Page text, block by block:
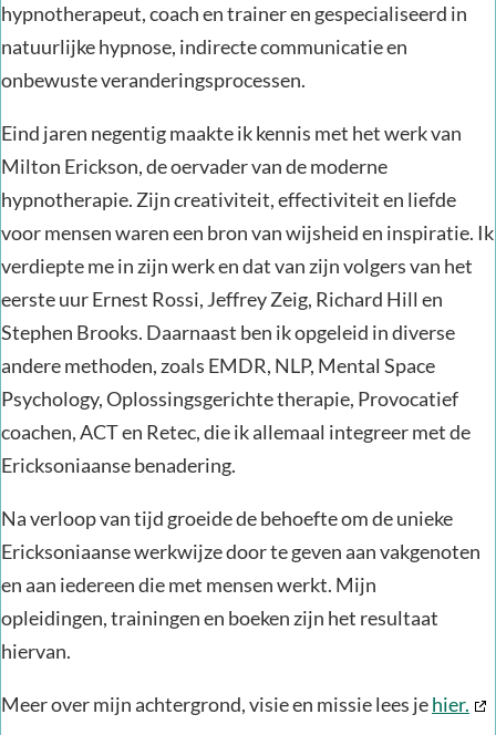
hypnotherapeut, coach en trainer en gespecialiseerd in
natuurlijke hypnose, indirecte communicatie en
onbewuste veranderingsprocessen.
Eind jaren negentig maakte ik kennis met het werk van
Milton Erickson, de oervader van de moderne
hypnotherapie. Zijn creativiteit, effectiviteit en liefde
voor mensen waren een bron van wijsheid en inspiratie. Ik
verdiepte me in zijn werk en dat van zijn volgers van het
eerste uur Ernest Rossi, Jeffrey Zeig, Richard Hill en
Stephen Brooks. Daarnaast ben ik opgeleid in diverse
andere methoden, zoals EMDR, NLP, Mental Space
Psychology, Oplossingsgerichte therapie, Provocatief
coachen, ACT en Retec, die ik allemaal integreer met de
Ericksoniaanse benadering.
Na verloop van tijd groeide de behoefte om de unieke
Ericksoniaanse werkwijze door te geven aan vakgenoten
en aan iedereen die met mensen werkt. Mijn
opleidingen,trainingen en boeken zijn het resultaat
hiervan.
Meer over mijn achtergrond, visie en missie lees jehier.